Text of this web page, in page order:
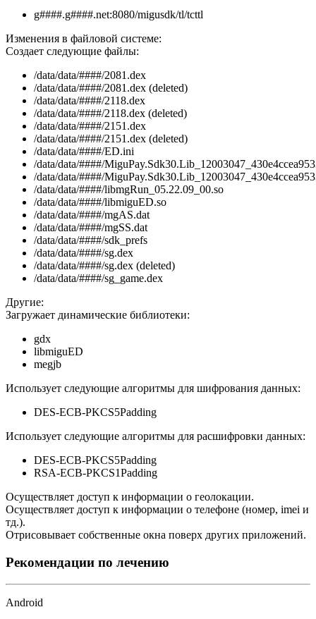
g####.g####.net:8080/migusdk/tl/tcttl
Изменения в файловой системе:
Создает следующие файлы:
/data/data/####/2081.dex
/data/data/####/2081.dex (deleted)
/data/data/####/2118.dex
/data/data/####/2118.dex (deleted)
/data/data/####/2151.dex
/data/data/####/2151.dex (deleted)
/data/data/####/ED.ini
/data/data/####/
/data/data/####/
/data/data/####/libmgRun_05.22.09_00.so
/data/data/####/libmiguED.so
/data/data/####/mgAS.dat
/data/data/####/mgSS.dat
/data/data/####/sdk_prefs
/data/data/####/sg.dex
/data/data/####/sg.dex (deleted)
/data/data/####/sg_game.dex
Другие:
Загружает динамические библиотеки:
gdx
libmiguED
megjb
Использует следующие алгоритмы для шифрования данных:
DES-ECB-PKCS5Padding
Использует следующие алгоритмы для расшифровки данных:
DES-ECB-PKCS5Padding
RSA-ECB-PKCS1Padding
Осуществляет доступ к информации о геолокации.
Осуществляет доступ к информации о телефоне (номер, imei и
тд.).
Отрисовывает собственные окна поверх других приложений.
Рекомендации по лечению
Android